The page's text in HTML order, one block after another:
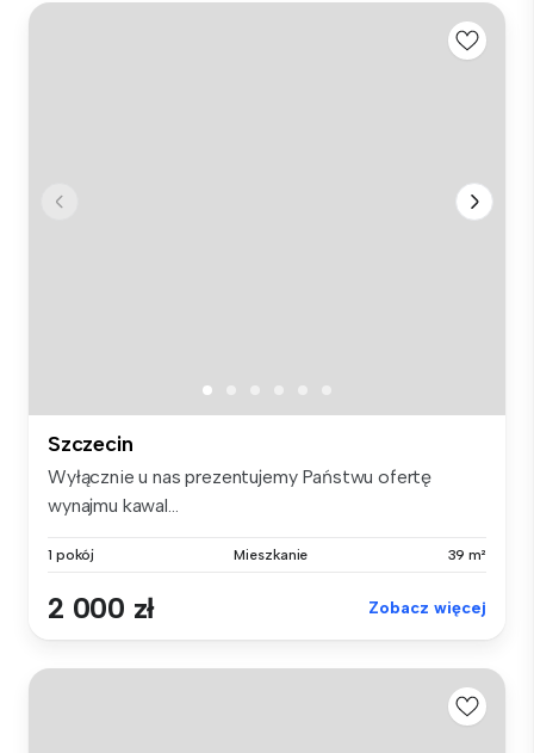
Szczecin
Wyłącznie u nas prezentujemy Państwu ofertę
wynajmu kawal...
1 pokój Mieszkanie 39 m²
2 000 zł Zobacz więcej